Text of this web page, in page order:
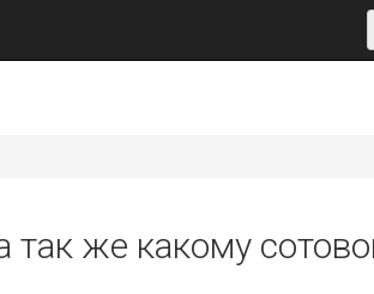
же какому